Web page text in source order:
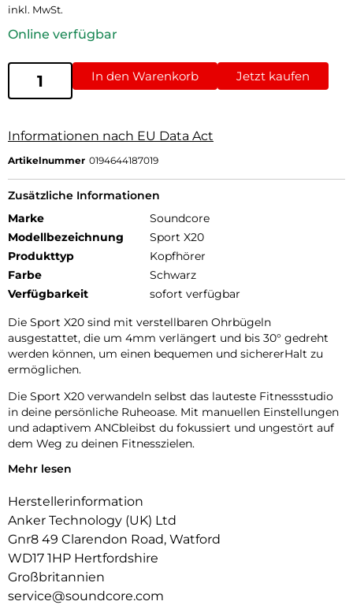
inkl. MwSt.
Online verfügbar
In den Warenkorb Jetzt kaufen
Informationen nach EU Data Act
Artikelnummer 0194644187019
Zusätzliche Informationen
Marke
Soundcore
Modellbezeichnung
Sport X20
Produkttyp
Kopfhörer
Farbe
Schwarz
Verfügbarkeit
sofort verfügbar
Die Sport X20 sind mit verstellbaren Ohrbügeln
ausgestattet, die um 4mm verlängert und bis 30° gedreht
werden können, um einen bequemen und sichererHalt zu
ermöglichen.
Die Sport X20 verwandeln selbst das lauteste Fitnessstudio
in deine persönliche Ruheoase. Mit manuellen Einstellungen
und adaptivem ANCbleibst du fokussiert und ungestört auf
dem Weg zu deinen Fitnesszielen.
Tauche ein in das intensive Bass-Erlebnisder soundcore
dynamischen Treibern. Steigert deinen Sound und
katapultiert deine Motivation in ungeahnte Höhen.
Die Sportkopfhörer mit ihrem einzigartigen
Hohlraumdesign und soundcores exklusiver SweatGuard-
Technologie bieten Schutz vor Wasser, SchweiB und Staub
durch eine U-Boot inspierierte Abdichtung.
Mehr lesen
Herstellerinformation
Anker Technology (UK) Ltd
Gnr8 49 Clarendon Road, Watford
WD17 1HP Hertfordshire
Großbritannien
service@soundcore.com